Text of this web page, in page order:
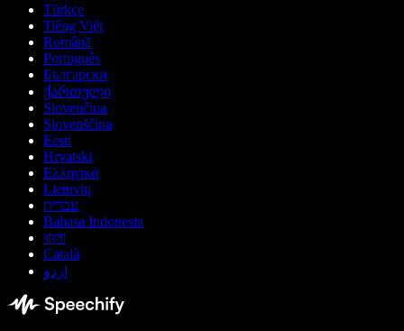
Türkçe
Tiếng Việt
Română
Português
Български
ქართული
Slovenčina
Slovenščina
Eesti
Hrvatski
Ελληνικά
Lietuvių
עברית
Bahasa Indonesia
বাংলা
Català
اردو